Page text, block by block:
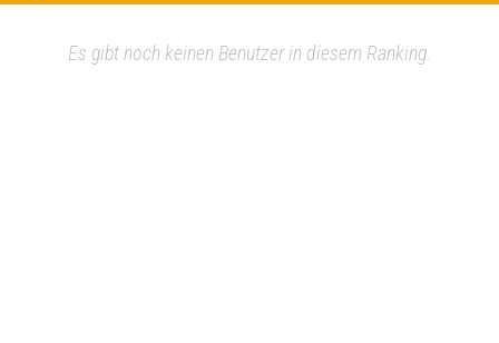
Es gibt noch keinen Benutzer in diesem Ranking.